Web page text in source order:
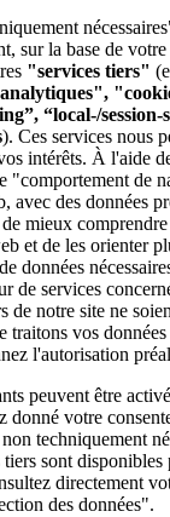
sur la base de
"services tiers"
“local-/session-
). Ces services nous
intérêts. À l'aide
"comportement de
avec des données
mieux comprendre
et de les orienter
données
de services
de notre site ne
traitons vos
l'autorisation
peuvent être
donné votre
techniquement
tiers sont disponibles
directement
des données".